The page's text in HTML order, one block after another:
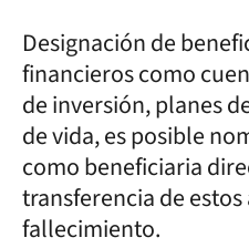
Designación de
financieros como
de inversión, planes
de vida, es posible
como beneficiaria
transferencia de
fallecimiento.